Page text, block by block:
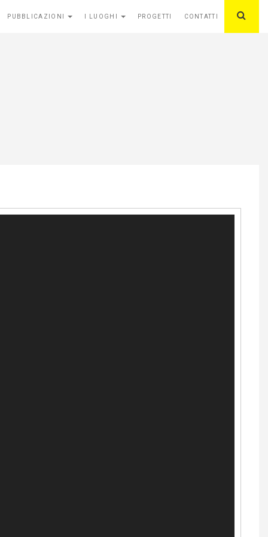
PUBBLICAZIONI I LUOGHI PROGETTI CONTATTI